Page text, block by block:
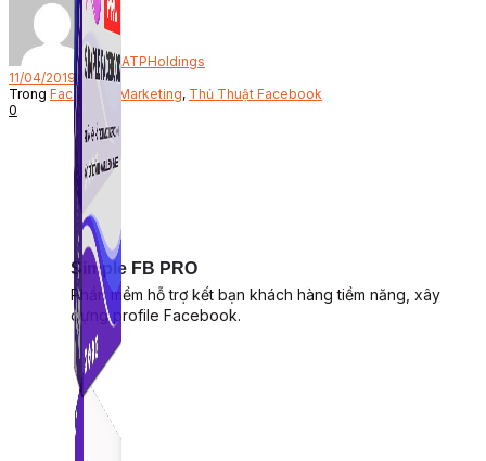
Simple FB PRO
Phần mềm hỗ trợ kết bạn khách hàng tiềm năng, xây
dựng profile Facebook.
Bởi ATPHoldings
11/04/2019
Trong Facebook Marketing, Thủ Thuật Facebook
0